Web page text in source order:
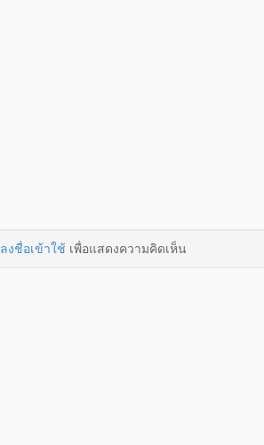
ลงชื่อเข้าใช้เพื่อแสดงความคิดเห็น